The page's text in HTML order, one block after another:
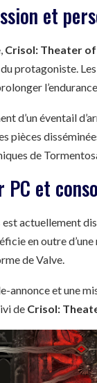
et
Crisol: Theater
protagoniste.
d’un éventail
pièces
de
et
est actuellement
en outre
de Valve.
annonce et une
de Crisol: